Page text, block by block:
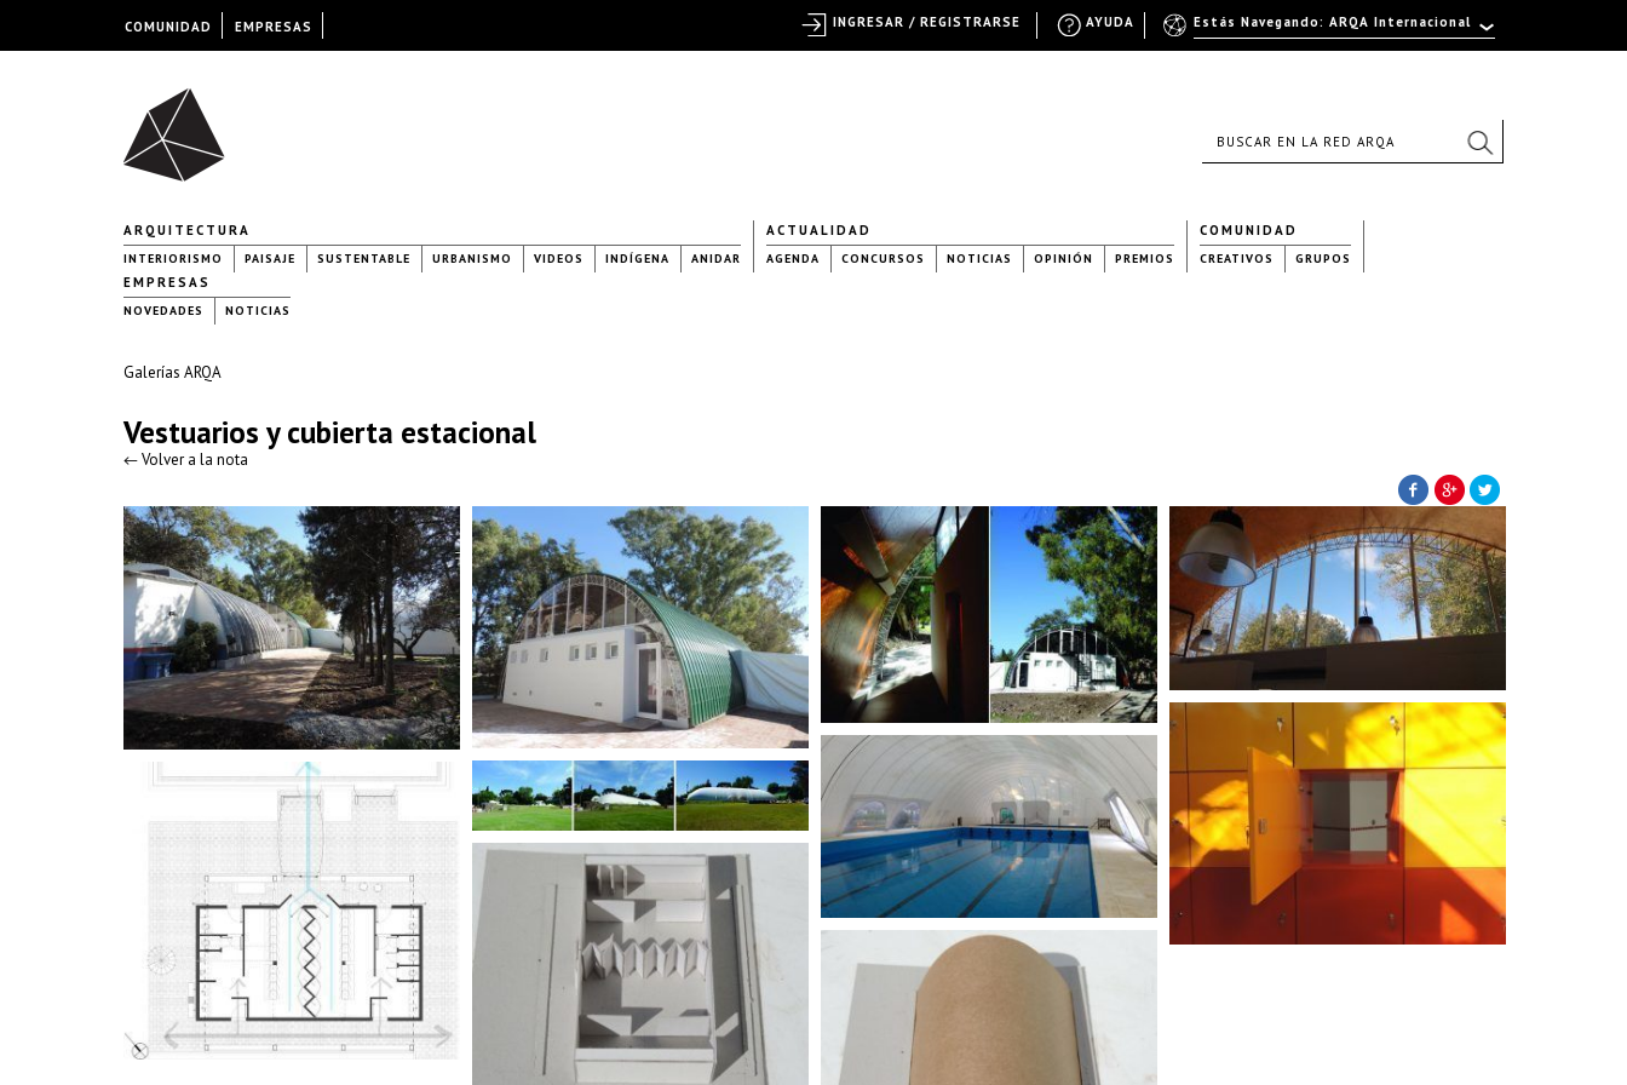
ARQUITECTURA
INTERIORISMO PAISAJE SUSTENTABLE URBANISMO VIDEOS INDÍGENA ANIDAR
ACTUALIDAD
AGENDA CONCURSOS NOTICIAS OPINIÓN PREMIOS
COMUNIDAD
CREATIVOS GRUPOS
EMPRESAS
NOVEDADES NOTICIAS
Galerías ARQA
Vestuarios y cubierta estacional
← Volver a la nota
COMUNIDAD EMPRESAS Estás Navegando: ARQA Internacional
AYUDA
INGRESAR / REGISTRARSE